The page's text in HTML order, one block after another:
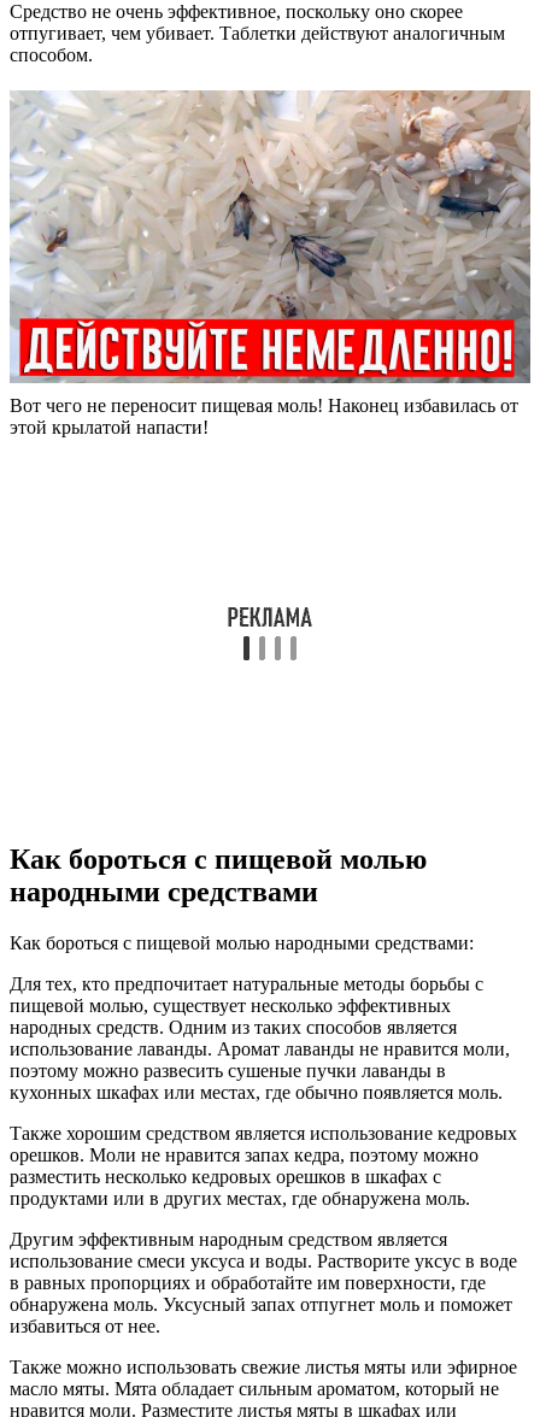
Средство не очень эффективное, поскольку оно скорее
отпугивает, чем убивает. Таблетки действуют аналогичным
способом.
Вот чего не переносит пищевая моль! Наконец избавилась от
этой крылатой напасти!
Как бороться с пищевой молью
народными средствами
Как бороться с пищевой молью народными средствами:
Для тех, кто предпочитает натуральные методы борьбы с
пищевой молью, существует несколько эффективных
народных средств. Одним из таких способов является
использование лаванды. Аромат лаванды не нравится моли,
поэтому можно развесить сушеные пучки лаванды в
кухонных шкафах или местах, где обычно появляется моль.
Также хорошим средством является использование кедровых
орешков. Моли не нравится запах кедра, поэтому можно
разместить несколько кедровых орешков в шкафах с
продуктами или в других местах, где обнаружена моль.
Другим эффективным народным средством является
использование смеси уксуса и воды. Растворите уксус в воде
в равных пропорциях и обработайте им поверхности, где
обнаружена моль. Уксусный запах отпугнет моль и поможет
избавиться от нее.
Также можно использовать свежие листья мяты или эфирное
масло мяты. Мята обладает сильным ароматом, который не
нравится моли. Разместите листья мяты в шкафах или